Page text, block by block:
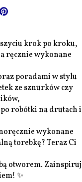
krok po kroku,
ręcznie wykonane
poradami w stylu
ze sznurków czy
robótki na drutach i
wykonane
torebkę? Teraz Ci
otworem. Zainspiruj
✨